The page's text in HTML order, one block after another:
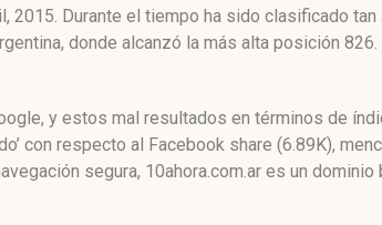
2015. Durante el tiempo ha sido clasificado
donde alcanzó la más alta posición
y estos mal resultados en términos de
con respecto al Facebook share (6.89K),
segura, 10ahora.com.ar es un